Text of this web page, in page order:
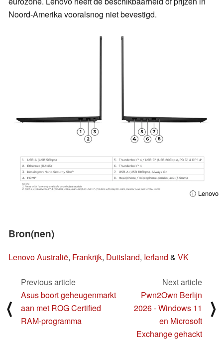
Noord-Amerika vooralsnog niet bevestigd.
ⓘ Lenovo
Bron(nen)
Lenovo Australië, Frankrijk, Duitsland, Ierland & VK
⟨
Previous article
Asus boort geheugenmarkt
aan met ROG Certified
RAM-programma
Next article
Pwn2Own Berlijn
2026 - Windows 11
en Microsoft
Exchange gehackt
⟩